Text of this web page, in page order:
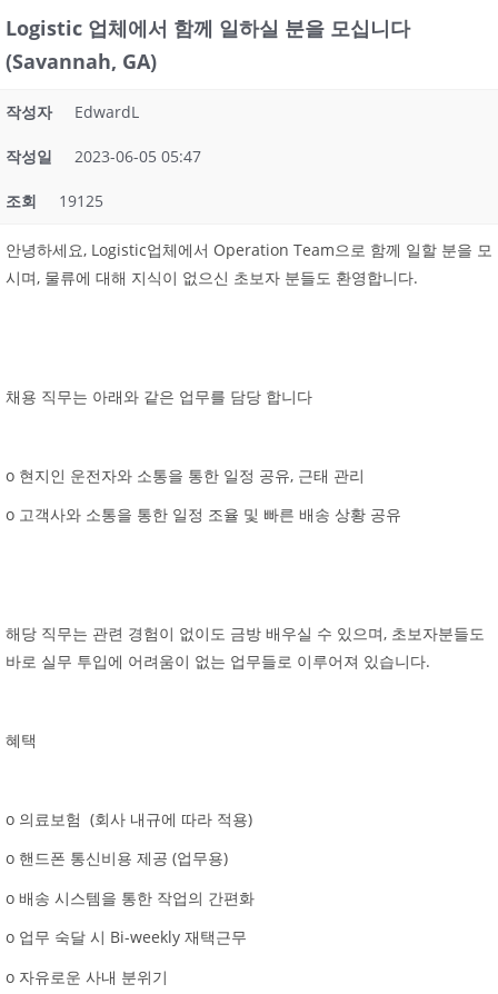
Logistic 업체에서 함께 일하실 분을 모십니다
(Savannah, GA)
작성자 EdwardL
작성일 2023-06-05 05:47
조회 19125
안녕하세요, Logistic업체에서 Operation Team으로 함께 일할 분을 모
시며, 물류에 대해 지식이 없으신 초보자 분들도 환영합니다.
채용 직무는 아래와 같은 업무를 담당 합니다
o 현지인 운전자와 소통을 통한 일정 공유, 근태 관리
o 고객사와 소통을 통한 일정 조율 및 빠른 배송 상황 공유
해당 직무는 관련 경험이 없이도 금방 배우실 수 있으며, 초보자분들도
바로 실무 투입에 어려움이 없는 업무들로 이루어져 있습니다.
혜택
o 의료보험 (회사 내규에 따라 적용)
o 핸드폰 통신비용 제공 (업무용)
o 배송 시스템을 통한 작업의 간편화
o 업무 숙달 시 Bi-weekly 재택근무
o 자유로운 사내 분위기